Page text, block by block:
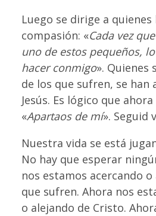
Luego se dirige a
compasión: «Cada vez
uno de estos pequeños,
hacer conmigo». Quienes
de los que sufren, se han
Jesús. Es lógico que
«Apartaos de mí». Seguid
Nuestra vida se está
No hay que esperar
nos estamos acercando
que sufren. Ahora nos
o alejando de Cristo.